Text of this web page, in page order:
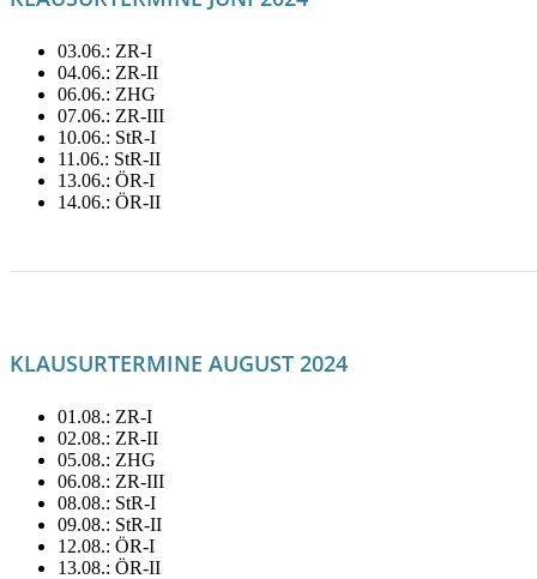
03.06.: ZR-I
04.06.: ZR-II
06.06.: ZHG
07.06.: ZR-III
10.06.: StR-I
11.06.: StR-II
13.06.: ÖR-I
14.06.: ÖR-II
KLAUSURTERMINE AUGUST 2024
01.08.: ZR-I
02.08.: ZR-II
05.08.: ZHG
06.08.: ZR-III
08.08.: StR-I
09.08.: StR-II
12.08.: ÖR-I
13.08.: ÖR-II